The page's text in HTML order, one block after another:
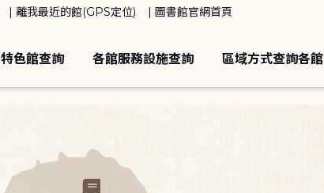
離我最近的館(GPS定位) 圖書館官網首頁
特色館查詢 各館服務設施查詢 區域方式查詢各館